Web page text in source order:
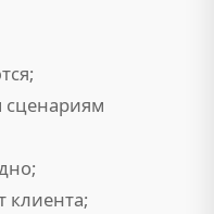
сценариям
клиента;